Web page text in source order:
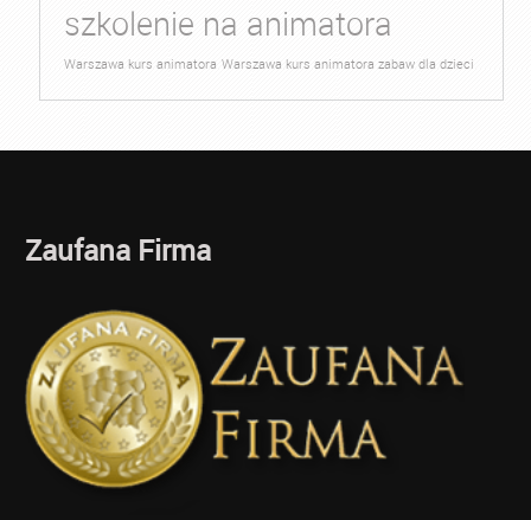
szkolenie na animatora
Warszawa kurs animatora Warszawa kurs animatora zabaw dla dzieci
Zaufana Firma